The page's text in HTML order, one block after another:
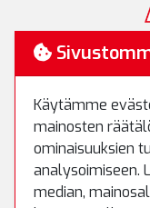
Käytämme
mainosten
ominaisuuksien
analysoimiseen.
median,